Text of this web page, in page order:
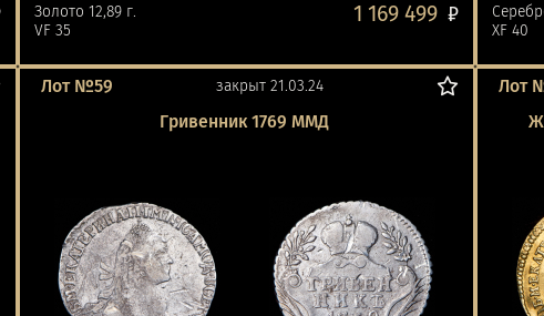
Золото 12,89 г.
VF 35
1 169 499 ₽
XF 40
Лот №59 закрыт 21.03.24
Гривенник 1769 ММД
Лот